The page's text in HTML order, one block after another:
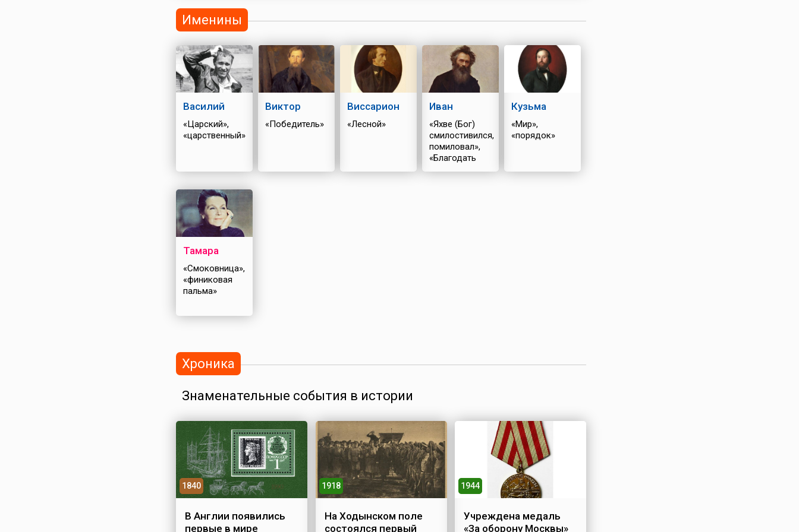
Именины
Василий
«Царский»,
«царственный»
Виктор
«Победитель»
Виссарион
«Лесной»
Иван
«Яхве (Бог)
смилостивился,
помиловал»,
«Благодать
Божия»
Кузьма
«Мир»,
«порядок»
Тамара
«Смоковница»,
«финиковая
пальма»
Хроника
Знаменательные события в истории
1840
В Англии появились
первые в мире
1918
На Ходынском поле
состоялся первый
1944
Учреждена медаль
«За оборону Москвы»